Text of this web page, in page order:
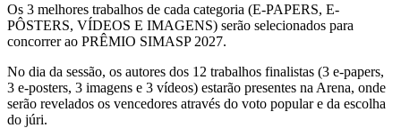
Os 3 melhores trabalhos de cada categoria (E-PAPERS, E-
PÔSTERS, VÍDEOS E IMAGENS) serão selecionados para
concorrer ao PRÊMIO SIMASP 2027.
No dia da sessão, os autores dos 12 trabalhos finalistas (3 e-papers,
3 e-posters, 3 imagens e 3 vídeos) estarão presentes na Arena, onde
serão revelados os vencedores através do voto popular e da escolha
do júri.